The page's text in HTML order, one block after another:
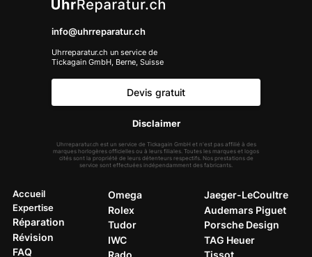
info@uhrreparatur.ch
Uhrreparatur.ch un service de
Tickagain GmbH, Berne, Suisse
Devis gratuit
Disclaimer
Uhrreparatur.ch est un service de Tickagain GmbH et n'est pas affilié à des
marques horlogères officielles ou à leurs filiales. Toutes les marques et logos
cités sont la propriété de leurs détenteurs respectifs. Nos prestations de
service sont effectuées indépendamment des fabricants.
Accueil
Expertise
Réparation
Révision
FAQ
Omega
Rolex
Tudor
IWC
Jaeger-LeCoultre
Audemars Piguet
Porsche Design
TAG Heuer